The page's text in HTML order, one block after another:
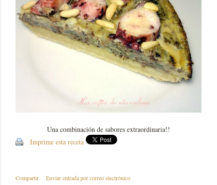
Una combinación de sabores extraordinaria!!
Imprime esta receta
Compartir
Enviar entrada por correo electrónico